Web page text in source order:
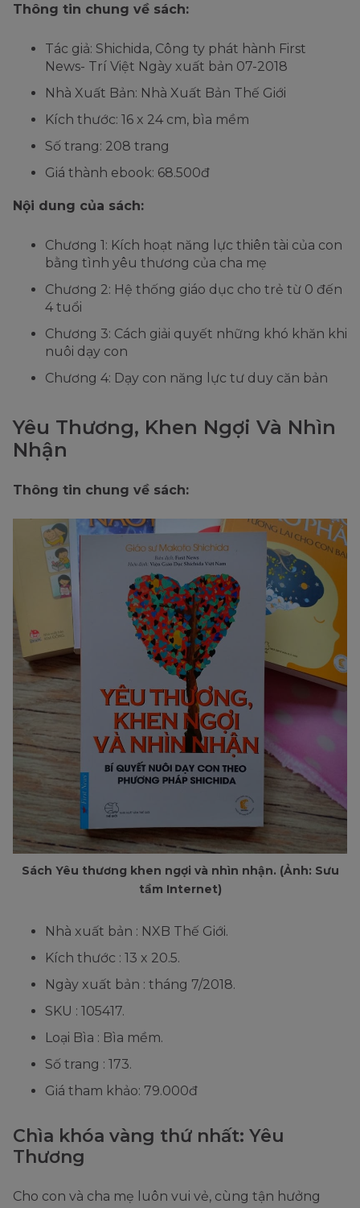
Thông tin chung về sách:
Tác giả: Shichida, Công ty phát hành First
News- Trí Việt Ngày xuất bản 07-2018
Nhà Xuất Bản: Nhà Xuất Bản Thế Giới
Kích thước: 16 x 24 cm, bìa mềm
Số trang: 208 trang
Giá thành ebook: 68.500đ
Nội dung của sách:
Chương 1: Kích hoạt năng lực thiên tài của con
bằng tình yêu thương của cha mẹ
Chương 2: Hệ thống giáo dục cho trẻ từ 0 đến
4 tuổi
Chương 3: Cách giải quyết những khó khăn khi
nuôi dạy con
Chương 4: Dạy con năng lực tư duy căn bản
Yêu Thương, Khen Ngợi Và Nhìn
Nhận
Thông tin chung về sách:
Sách Yêu thương khen ngợi và nhìn nhận. (Ảnh: Sưu
tầm Internet)
Nhà xuất bản : NXB Thế Giới.
Kích thước : 13 x 20.5.
Ngày xuất bản : tháng 7/2018.
SKU : 105417.
Loại Bìa : Bìa mềm.
Số trang : 173.
Giá tham khảo: 79.000đ
Chìa khóa vàng thứ nhất: Yêu
Thương
Cho con và cha mẹ luôn vui vẻ, cùng tận hưởng